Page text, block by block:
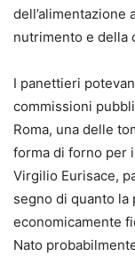
dell’alimentazione
nutrimento e della
I panettieri
commissioni
Roma, una delle
forma di forno per
Virgilio Eurisace,
segno di quanto la
economicamente
Nato